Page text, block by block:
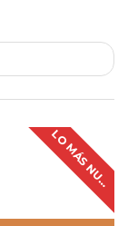
L
O
M
Á
S
N
U
E
V
O